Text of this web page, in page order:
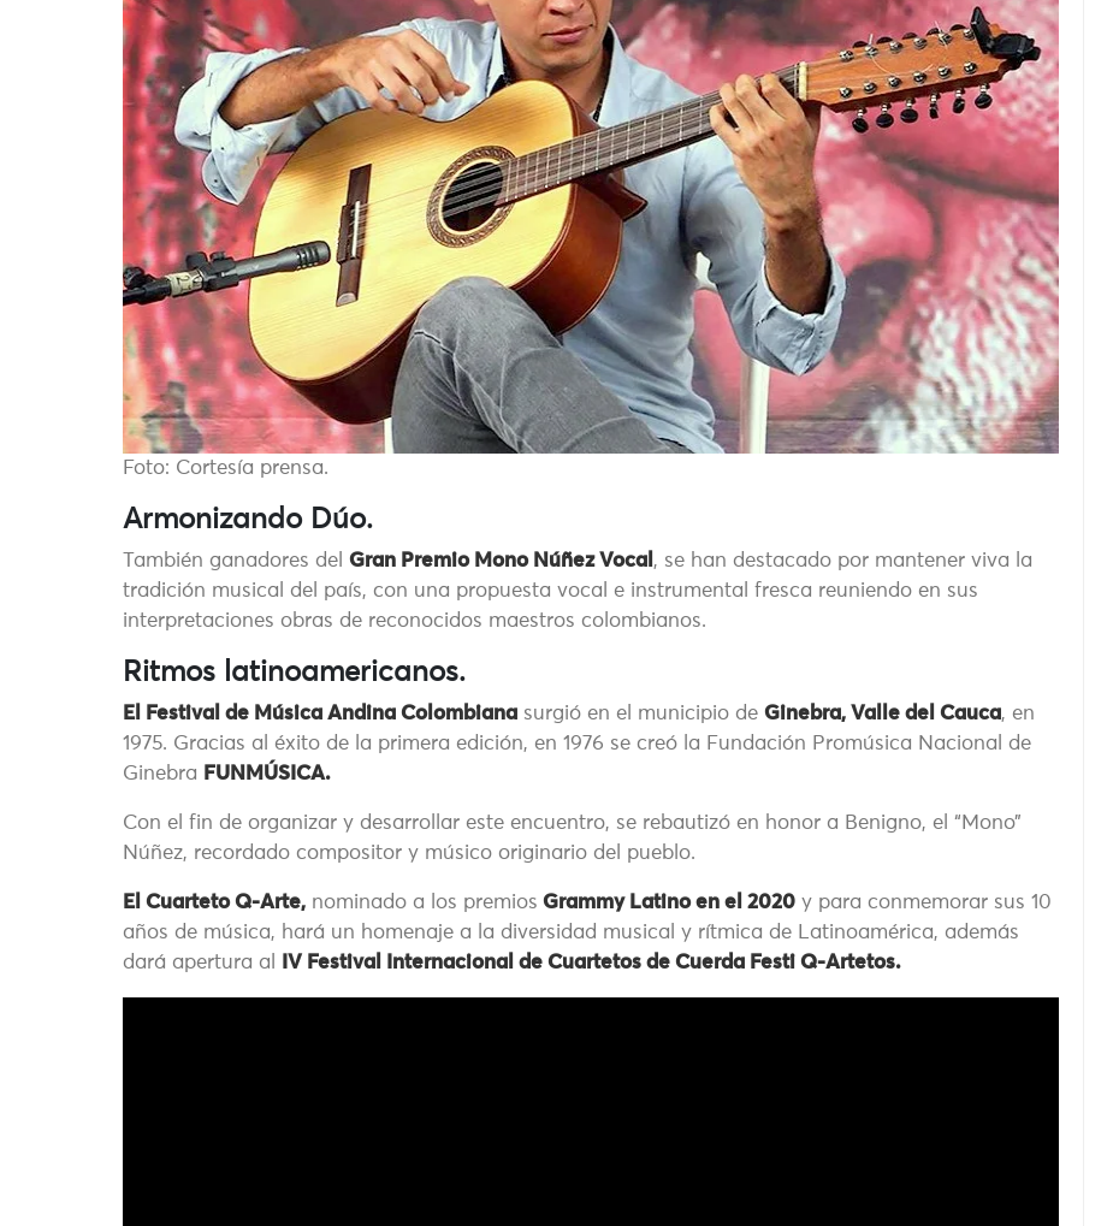
Foto: Cortesía prensa.
Armonizando Dúo.
También ganadores del Gran Premio Mono Núñez Vocal , se han destacado por mantener viva la
tradición musical del país, con una propuesta vocal e instrumental fresca reuniendo en sus
interpretaciones obras de reconocidos maestros colombianos.
Ritmos latinoamericanos.
El Festival de Música Andina Colombiana surgió en el municipio de Ginebra, Valle del Cauca, en
1975. Gracias al éxito de la primera edición, en 1976 se creó la Fundación Promúsica Nacional de
Ginebra FUNMÚSICA.
Con el fin de organizar y desarrollar este encuentro, se rebautizó en honor a Benigno, el “Mono”
Núñez, recordado compositor y músico originario del pueblo.
El Cuarteto Q-Arte, nominado a los premios Grammy Latino en el 2020 y para conmemorar sus 10
años de música, hará un homenaje a la diversidad musical y rítmica de Latinoamérica, además
dará apertura al
IV Festival Internacional de Cuartetos de Cuerda Festi Q-Artetos.